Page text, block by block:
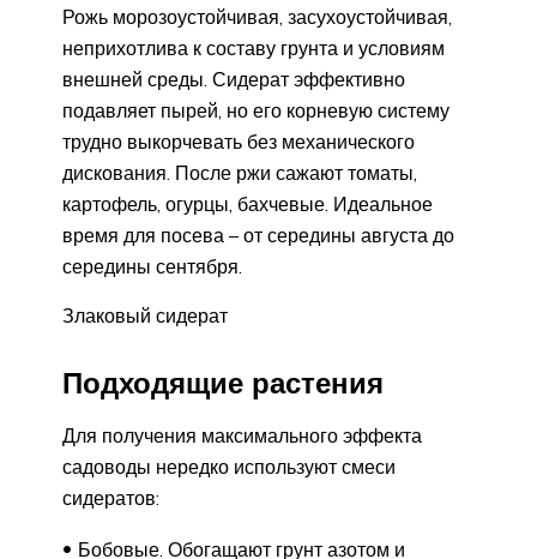
Рожь морозоустойчивая, засухоустойчивая,
неприхотлива к составу грунта и условиям
внешней среды. Сидерат эффективно
подавляет пырей, но его корневую систему
трудно выкорчевать без механического
дискования. После ржи сажают томаты,
картофель, огурцы, бахчевые. Идеальное
время для посева – от середины августа до
середины сентября.
Злаковый сидерат
Подходящие растения
Для получения максимального эффекта
садоводы нередко используют смеси
сидератов:
Бобовые. Обогащают грунт азотом и